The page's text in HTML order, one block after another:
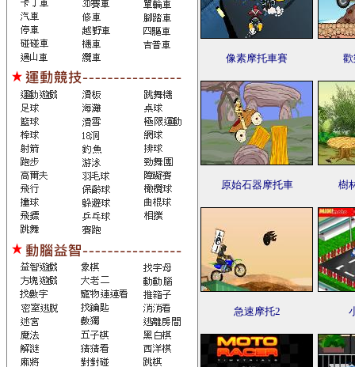
像素摩托車賽
原始石器摩托車 樹
急速摩托2